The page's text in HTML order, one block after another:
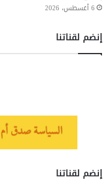
6 أغسطس، 2026
إنضم لقناتنا
إنضم لقناتنا